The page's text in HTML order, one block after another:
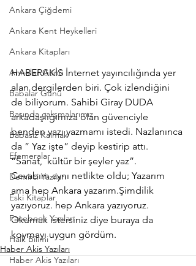
Ankara Çiğdemi
Ankara Kent Heykelleri
Ankara Kitapları
Anneler Günü
Babalar Günü
Basında çalışmalarımız
Babasız Kalmak
Efemeralar
Demirci Yazıları
Eski Kitaplar
Facebook Yazıları
Halk Bilimi
Haber Akis Yazıları
HABERAKİS İnternet yayıncılığında yer
alan dergilerden biri. Çok izlendiğini
de biliyorum. Sahibi Giray DUDA
arkadaşlığımıza olan güvenciyle
benden yazı yazmamı istedi. Nazlanınca
da ” Yaz işte” deyip kestirip attı.
“Sanat,  kültür bir şeyler yaz”.
Cevabım aynı netlikte oldu; Yazarım
ama hep Ankara yazarım.Şimdilik
yazıyoruz. hep Ankara yazıyoruz.
Okumak istersiniz diye buraya da
koymayı uygun gördüm.
Haber Akis Yazıları